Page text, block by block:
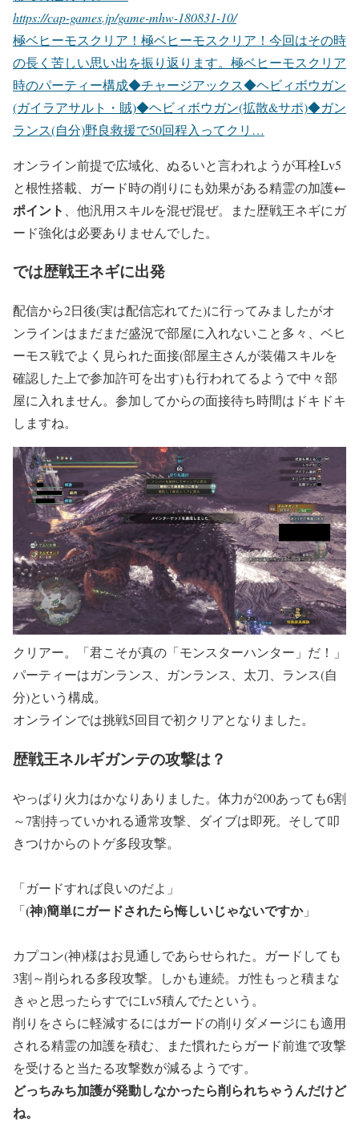
https://cap-games.jp/game-mhw-180831-10/
極ベヒーモスクリア！極ベヒーモスクリア！今回はその時
の長く苦しい思い出を振り返ります。極ベヒーモスクリア
時のパーティー構成◆チャージアックス◆ヘビィボウガン
(ガイラアサルト・賊)◆ヘビィボウガン(拡散&サポ)◆ガン
ランス(自分)野良救援で50回程入ってクリ…
オンライン前提で広域化、ぬるいと言われようが耳栓Lv5
と根性搭載、ガード時の削りにも効果がある精霊の加護←
ポイント
、他汎用スキルを混ぜ混ぜ。また歴戦王ネギにガ
ード強化は必要ありませんでした。
では歴戦王ネギに出発
配信から2日後(実は配信忘れてた)に行ってみましたがオ
ンラインはまだまだ盛況で部屋に入れないこと多々、ベヒ
ーモス戦でよく見られた面接(部屋主さんが装備スキルを
確認した上で参加許可を出す)も行われてるようで中々部
屋に入れません。参加してからの面接待ち時間はドキドキ
しますね。
クリアー。「君こそが真の「モンスターハンター」だ！」
パーティーはガンランス、ガンランス、太刀、ランス(自
分)という構成。
オンラインでは挑戦5回目で初クリアとなりました。
歴戦王ネルギガンテの攻撃は？
やっぱり火力はかなりありました。体力が200あっても6割
～7割持っていかれる通常攻撃、ダイブは即死。そして叩
きつけからのトゲ多段攻撃。
「ガードすれば良いのだよ」
「(神)簡単にガードされたら悔しいじゃないですか」
カプコン(神)様はお見通しであらせられた。ガードしても
3割～削られる多段攻撃。しかも連続。ガ性もっと積まな
きゃと思ったらすでにLv5積んでたという。
削りをさらに軽減するにはガードの削りダメージにも適用
される精霊の加護を積む、また慣れたらガード前進で攻撃
を受けると当たる攻撃数が減るようです。
どっちみち加護が発動しなかったら削られちゃうんだけど
ね。